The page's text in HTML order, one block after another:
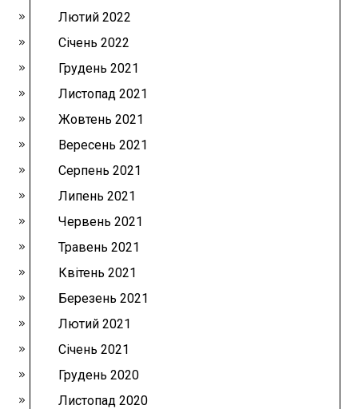
Лютий 2022
Січень 2022
Грудень 2021
Листопад 2021
Жовтень 2021
Вересень 2021
Серпень 2021
Липень 2021
Червень 2021
Травень 2021
Квітень 2021
Березень 2021
Лютий 2021
Січень 2021
Грудень 2020
Листопад 2020